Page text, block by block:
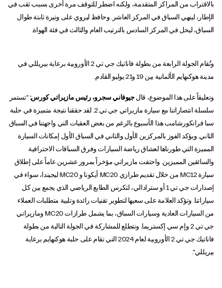
بالاقتراب من المراكز المتقدمة، ولكنه اضطر للتوقف مرة أخرى بسبب ثقب في
الإطار، لينهي السباق في المركز العاشر. وحافظ ليروي على وتيرة ثابتة طوال
السباق، ليحل في المركز السادس بالترتيب العام والثالث في فئة الهواة.
وتُقام الجولة الرابعة من بطولة فاناتيك جي تي 2 الأوروبية برعاية بيريللي في
مدينة هوكنهايم الألمانية بين 19 و21 يوليو القادم.
وتعليقاً على هذا الموضوع، قالجيوفاني سجرو، رئيس مازيراتي كورس:"تستمر
سلسلة انتصاراتنا مع سيارة مازيراتي جي تي 2. لقد حققنا نتيجة متميزة في حلبة
سبا فرانكورشامب هذا الأسبوع بالرغم من بعض العقبات التي واجهتنا في السباق
الثاني. ويؤكد الفوز بالمركزين الأول والثاني في السباق الأول إمكانات السيارة
المميزة التي طورناها لعشاق رياضة السيارات وفرق السباقات الاحترافية
والسائقين المميزين. واحتفت مازيراتي مؤخراً بمرور عشرين عاماً على إطلاق
سيارة MC12 من خلال تقديم طرازي MC20 أيكونا و MC20 ليجيندا، سواء في
إصدارات جي تي 1 أو سترادالي، لتكرس الطابع الرياضي الذي يجمع بين كل
سياراتنا. وتؤكد العلامة على سعيها لتطوير تقنيات رائدة وتلبية متطلبات العملاء
من السيارات العادية وسيارات السباق، بما يشمل طرازات MC20 ومازيراتي
جي تي 2 وإم سي إكستريما. ونتطلع للمشاركة في الجولة التالية من بطولة
فاناتيك جي تي 2 الأوروبية لعام 2024 التي تقام على حلبة هوكنهايم برعاية
بيريللي".